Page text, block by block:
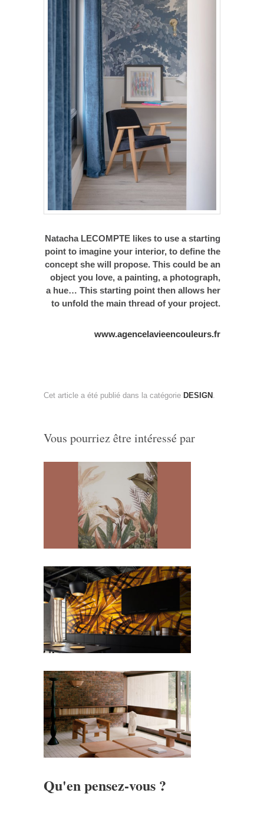
Natacha LECOMPTE likes to use a starting
point to imagine your interior, to define the
concept she will propose. This could be an
object you love, a painting, a photograph,
a hue… This starting point then allows her
to unfold the main thread of your project.
www.agencelavieencouleurs.fr
Cet article a été publié dans la catégorie DESIGN
Vous pourriez être intéressé par
Qu'en pensez-vous ?